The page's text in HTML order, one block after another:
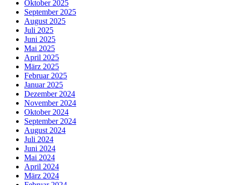
Oktober 2025
September 2025
August 2025
Juli 2025
Juni 2025
Mai 2025
April 2025
März 2025
Februar 2025
Januar 2025
Dezember 2024
November 2024
Oktober 2024
September 2024
August 2024
Juli 2024
Juni 2024
Mai 2024
April 2024
März 2024